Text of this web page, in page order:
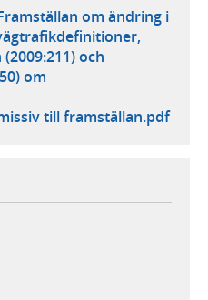
om ändring i
och
om
till framställan.pdf
flik, extern webbplats,
webbplats,
extern webbplats,